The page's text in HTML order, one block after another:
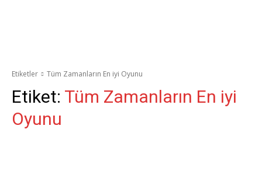
Etiketler Tüm Zamanların En iyi Oyunu
Etiket: Tüm Zamanların En iyi
Oyunu